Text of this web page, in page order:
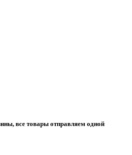
все товары отправляем одной